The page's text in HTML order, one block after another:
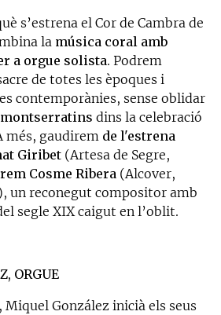
s’estrena el Cor de Cambra de
la música coral amb
a orgue solista. Podrem
de totes les èpoques i
contemporànies, sense oblidar
dins la celebració
més, gaudirem de l'estrena
Giribet (Artesa de Segre,
Cosme Ribera (Alcover,
un reconegut compositor amb
segle XIX caigut en l’oblit.
ORGUE
Miquel González inicià els seus